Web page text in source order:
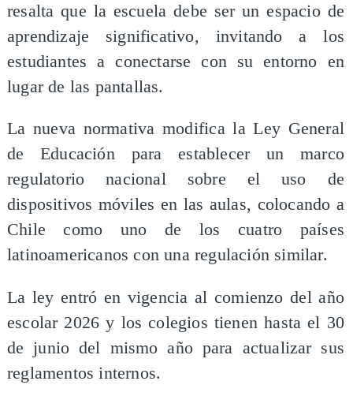
resalta que la escuela debe ser un espacio de
aprendizaje significativo, invitando a los
estudiantes a conectarse con su entorno en
lugar de las pantallas.
La nueva normativa modifica la Ley General
de Educación para establecer un marco
regulatorio nacional sobre el uso de
dispositivos móviles en las aulas, colocando a
Chile como uno de los cuatro países
latinoamericanos con una regulación similar.
La ley entró en vigencia al comienzo del año
escolar 2026 y los colegios tienen hasta el 30
de junio del mismo año para actualizar sus
reglamentos internos.